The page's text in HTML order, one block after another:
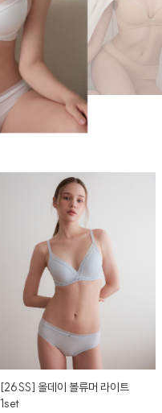
[26SS] 올데이 볼류머 라이트
1set